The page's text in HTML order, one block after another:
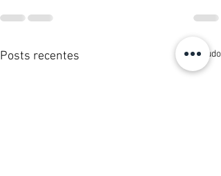
Posts recentes Ver tudo